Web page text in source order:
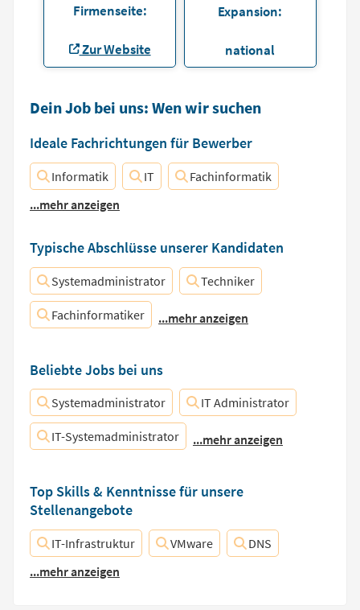
Firmenseite:
Zur Website
Expansion:
national
Dein Job bei uns: Wen wir suchen
Ideale Fachrichtungen für Bewerber
Informatik IT
Fachinformatik
...mehr anzeigen
Typische Abschlüsse unserer Kandidaten
Systemadministrator Techniker
Fachinformatiker ...mehr anzeigen
Beliebte Jobs bei uns
Systemadministrator IT Administrator
IT-Systemadministrator ...mehr anzeigen
Top Skills & Kenntnisse für unsere
Stellenangebote
IT-Infrastruktur VMware
DNS
...mehr anzeigen